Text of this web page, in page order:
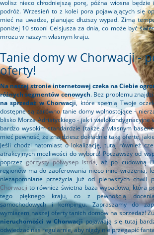
wolisz nieco chłodniejszą porę, późna wiosna
podróż. Wrzesień to z kolei pora pojawiających się
mieć na uwadze, planując dłuższy wypad. Zimą
poniżej 10 stopni Celsjusza za dnia, co może być
mrozu w naszym własnym kraju.
Tanie domy w Chorwacji -
oferty!
Na naszej stronie internetowej czeka na Ciebie
różnych segmentów cenowych. Bez problemu
na sprzedaż w Chorwacji, które spełnią Twoje
dostępne są zarówno tanie domy wolnostojące -
blisko Morza Adriatyckiego - jak i wielokondygnacyjne
bardzo wysokim standardzie (także z własnym
mieć pewność, że znajdziesz dokładnie taką ofertę,
Jeśli chodzi natomiast o lokalizację, tutaj również
atrakcyjnych możliwości do wyboru! Począwszy od
poprzezgórzysty półwysep Istria, aż po cudowną
regionów ma do zaoferowania nieco inne wrażenia,
niezapomniane przeżycia już od pierwszych chwil
Chorwacji to również świetna baza wypadowa, która
tego pięknego kraju, co z pewnością docenią
samochodowych i kempingu. Zapraszamy do
wymiarem naszej oferty tanich domów na sprzedaż!
nieruchomości w Chorwacjipojawiają się tutaj
odwiedzać nas regularnie, aby nigdy nie przegapić